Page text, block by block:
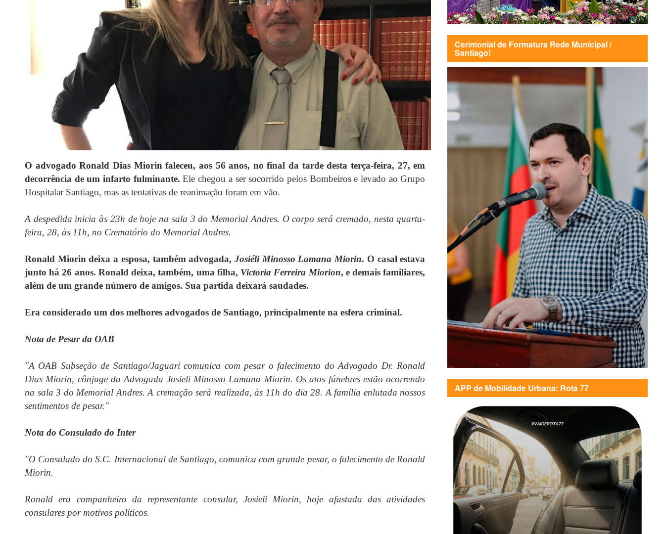
O advogado Ronald Dias Miorin faleceu, aos 56 anos, no final da tarde desta terça-feira, 27, em
decorrência de um infarto fulminante. Ele chegou a ser socorrido pelos Bombeiros e levado ao Grupo
Hospitalar Santiago, mas as tentativas de reanimação foram em vão.
A despedida inicia às 23h de hoje na sala 3 do Memorial Andres. O corpo será cremado, nesta quarta-
feira, 28, às 11h, no Crematório do Memorial Andres.
Ronald Miorin deixa a esposa, também advogada,Josiéli Minosso Lamana Miorin. O casal estava
junto há 26 anos. Ronald deixa, também, uma filha, Victoria Ferreira Miorion, e demais familiares,
além de um grande número de amigos. Sua partida deixará saudades.
Era considerado um dos melhores advogados de Santiago, principalmente na esfera criminal.
Nota de Pesar da OAB
"A OAB Subseção de Santiago/Jaguari comunica com pesar o falecimento do Advogado Dr. Ronald
Dias Miorin, cônjuge da Advogada Josieli Minosso Lamana Miorin. Os atos fúnebres estão ocorrendo
na sala 3 do Memorial Andres. A cremação será realizada, às 11h do dia 28. A família enlutada nossos
sentimentos de pesar."
Nota do Consulado do Inter
"O Consulado do S.C. Internacional de Santiago, comunica com grande pesar, o falecimento de Ronald
Miorin.
Ronald era companheiro da representante consular, Josieli Miorin, hoje afastada das atividades
consulares por motivos políticos.
Cerimonial de Formatura Rede Municipal /
Santiago!
APP de Mobilidade Urbana: Rota 77